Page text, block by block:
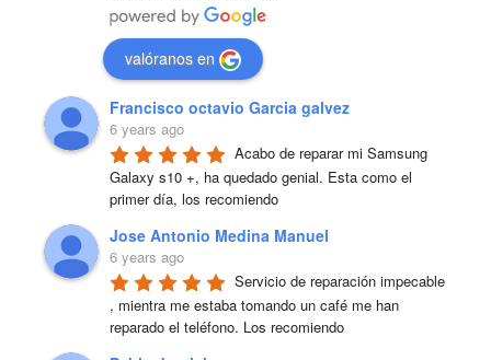
valóranos en
Francisco octavio Garcia galvez
6 years ago
Acabo de reparar mi Samsung
Galaxy s10 +, ha quedado genial. Esta como el
primer día, los recomiendo
Jose Antonio Medina Manuel
6 years ago
Servicio de reparación impecable
, mientra me estaba tomando un café me han
reparado el teléfono. Los recomiendo